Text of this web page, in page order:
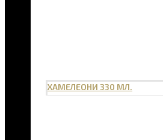
ХАМЕЛЕОНИ 330 МЛ.